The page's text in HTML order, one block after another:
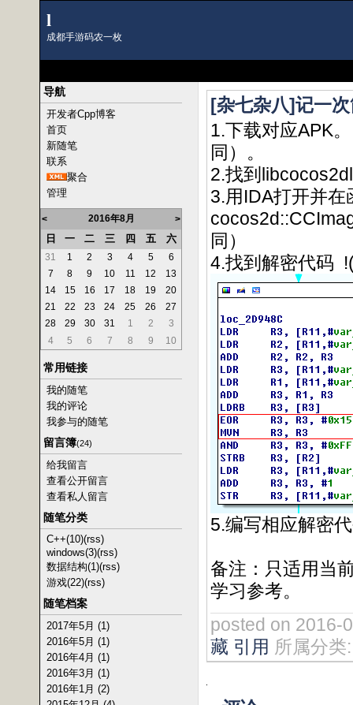
l
成都手游码农一枚
导航
开发者Cpp博客
首页
新随笔
联系
聚合
管理
< 2016年8月 >
日 一 二 三 四 五 六
31 1 2 3 4 5
6
7
8 9 10 11 12
13
14
15 16 17 18 19
20
21
22 23 24 25 26
27
28
29 30 31 1 2
3
4
5 6 7 8 9 10
常用链接
我的随笔
我的评论
我参与的随笔
留言簿(24)
给我留言
查看公开留言
查看私人留言
随笔分类
C++(10)(rss)
windows(3)(rss)
数据结构(1)(rss)
游戏(22)(rss)
随笔档案
2017年5月 (1)
2016年5月 (1)
2016年4月 (1)
2016年3月 (1)
2016年1月 (2)
[杂七杂八]记一
1.下载对应APK
同）。
2.找到
3.用IDA打开并在
同）
4.找到解密代码
5.编写相应解密
备注：只适用当
学习参考。
posted on 2016-
藏 引用 所属分